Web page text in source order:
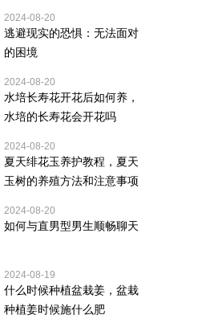
2024-08-20
逃避现实的恐惧：无法面对
的困境
2024-08-20
水培长寿花开花后如何养，
水培的长寿花会开花吗
2024-08-20
夏天绯花玉养护教程，夏天
玉树的养殖方法和注意事项
2024-08-20
如何与直男型男生顺畅聊天
2024-08-19
什么时候种植盆栽姜，盆栽
种植姜时候施什么肥